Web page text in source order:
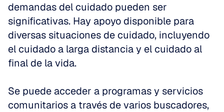
demandas del cuidado pueden ser
significativas. Hay apoyo disponible para
diversas situaciones de cuidado, incluyendo
el cuidado a larga distancia y el cuidado al
final de la vida.
Se puede acceder a programas y servicios
comunitarios a través de varios buscadores,